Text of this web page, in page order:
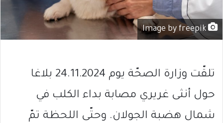
تلقّت وزارة الصحّة يوم 24.11.2024 بلاغا
حول أنثى غريري مصابة بداء الكلب في
شمال هضبة الجولان. وحتّى اللحظة تمّ